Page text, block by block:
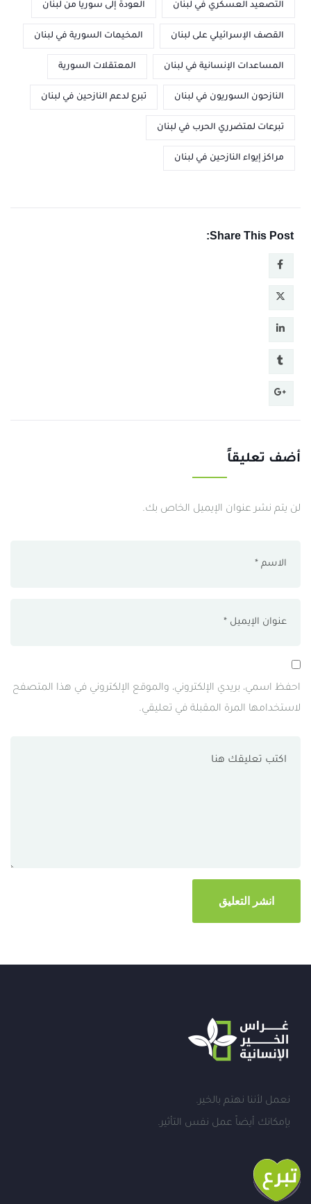
التصعيد العسكري في لبنان العودة إلى سوريا من لبنان
القصف الإسرائيلي على لبنان المخيمات السورية في لبنان
المساعدات الإنسانية في لبنان المعتقلات السورية
النازحون السوريون في لبنان تبرع لدعم النازحين في لبنان
تبرعات لمتضرري الحرب في لبنان
مراكز إيواء النازحين في لبنان
Share This Post:
أضف تعليقاً
لن يتم نشر عنوان الإيميل الخاص بك.
احفظ اسمي، بريدي الإلكتروني، والموقع الإلكتروني في هذا المتصفح
لاستخدامها المرة المقبلة في تعليقي.
نعمل لأننا نهتم بالخير.
بإمكانك أيضاً عمل نفس التأثير.